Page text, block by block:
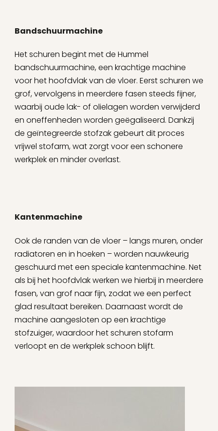
Bandschuurmachine
Het schuren begint met de Hummel
bandschuurmachine, een krachtige machine
voor het hoofdvlak van de vloer. Eerst schuren we
grof, vervolgens in meerdere fasen steeds fijner,
waarbij oude lak- of olielagen worden verwijderd
en oneffenheden worden geëgaliseerd. Dankzij
de geïntegreerde stofzak gebeurt dit proces
vrijwel stofarm, wat zorgt voor een schonere
werkplek en minder overlast.
Kantenmachine
Ook de randen van de vloer – langs muren, onder
radiatoren en in hoeken – worden nauwkeurig
geschuurd met een speciale kantenmachine. Net
als bij het hoofdvlak werken we hierbij in meerdere
fasen, van grof naar fijn, zodat we een perfect
glad resultaat bereiken. Daarnaast wordt de
machine aangesloten op een krachtige
stofzuiger, waardoor het schuren stofarm
verloopt en de werkplek schoon blijft.